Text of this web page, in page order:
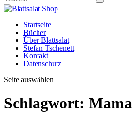
Startseite
Bücher
Über Blattsalat
Stefan Tschenett
Kontakt
Datenschutz
Seite auswählen
Schlagwort: Mama